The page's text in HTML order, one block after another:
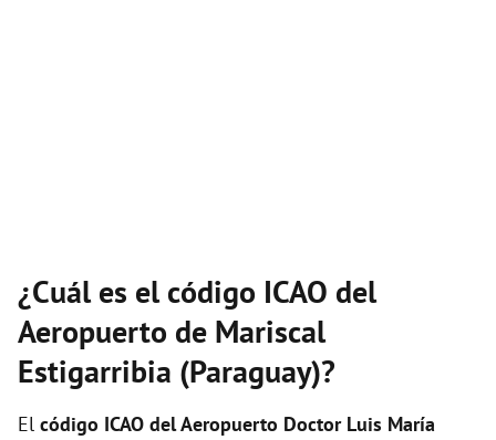
¿Cuál es el código ICAO del
Aeropuerto de Mariscal
Estigarribia (Paraguay)?
El código ICAO delAeropuerto Doctor Luis María